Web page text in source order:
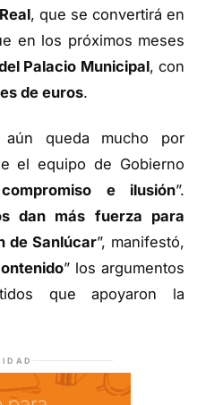
, que se convertirá en
en los próximos meses
Palacio Municipal, con
de euros.
aún queda mucho por
el equipo de Gobierno
e ilusión”.
dan más fuerza para
de Sanlúcar”, manifestó,
” los argumentos
que apoyaron la